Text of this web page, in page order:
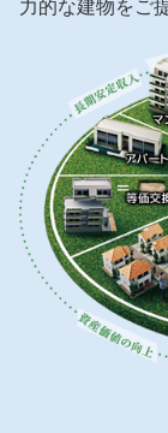
ミサワアイデンテ
力的な建物をご